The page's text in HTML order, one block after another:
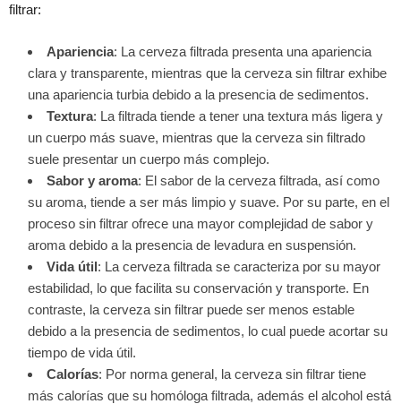
filtrar:
Apariencia: La cerveza filtrada presenta una apariencia
clara y transparente, mientras que la cerveza sin filtrar exhibe
una apariencia turbia debido a la presencia de sedimentos.
Textura: La filtrada tiende a tener una textura más ligera y
un cuerpo más suave, mientras que la cerveza sin filtrado
suele presentar un cuerpo más complejo.
Sabor y aroma: El sabor de la cerveza filtrada, así como
su aroma, tiende a ser más limpio y suave. Por su parte, en el
proceso sin filtrar ofrece una mayor complejidad de sabor y
aroma debido a la presencia de levadura en suspensión.
Vida útil: La cerveza filtrada se caracteriza por su mayor
estabilidad, lo que facilita su conservación y transporte. En
contraste, la cerveza sin filtrar puede ser menos estable
debido a la presencia de sedimentos, lo cual puede acortar su
tiempo de vida útil.
Calorías: Por norma general, la cerveza sin filtrar tiene
más calorías que su homóloga filtrada, además el alcohol está